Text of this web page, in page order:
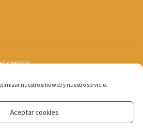
nuestro sitio web y nuestro servicio.
Aceptar cookies
carrito.
de Peluquería y Estética 2026